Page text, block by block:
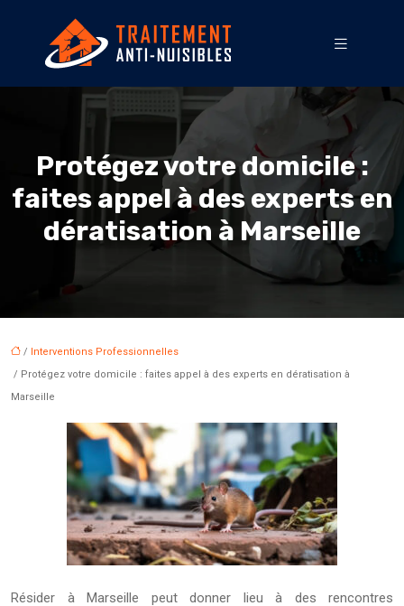
Protégez votre domicile :
faites appel à des experts en
dératisation à Marseille
/ Interventions Professionnelles
/ Protégez votre domicile : faites appel à des experts en dératisation à
Marseille
Résider à Marseille peut donner lieu à des rencontres